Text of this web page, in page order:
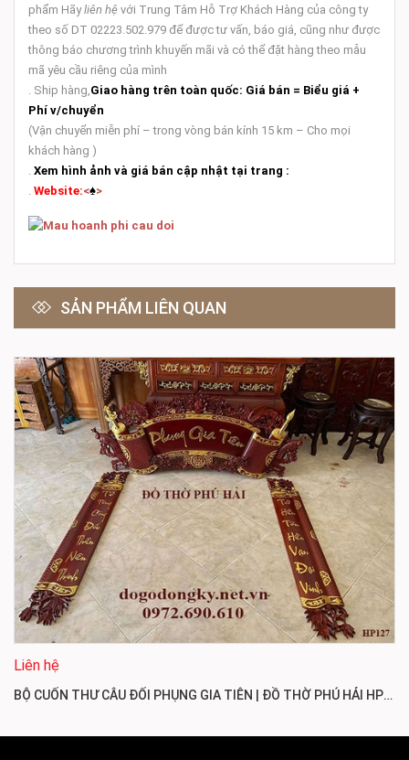
phẩm Hãyliên hệ với Trung Tâm Hỗ Trợ Khách Hàng của công ty
theo số DT 02223.502.979 để được tư vấn, báo giá, cũng như được
thông báo chương trình khuyến mãi và có thể đặt hàng theo mẫu
mã yêu cầu riêng của mình
. Ship hàng,Giao hàng trên toàn quốc: Giá bán = Biểu giá +
Phí v/chuyển
(Vận chuyển miễn phí – trong vòng bán kính 15 km – Cho mọi
khách hàng )
. Xem hình ảnh và giá bán cập nhật tại trang :
. Website:<♠>
SẢN PHẨM LIÊN QUAN
Liên hệ
BỘ CUỐN THƯ CÂU ĐỐI PHỤNG GIA TIÊN | ĐỒ THỜ PHÚ HẢI HP127